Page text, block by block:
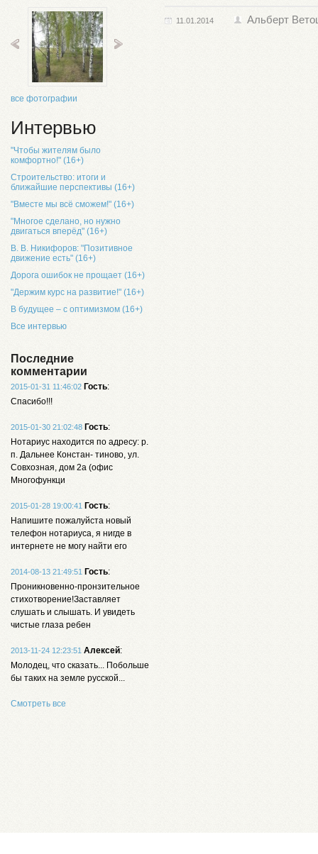
все фотографии
Интервью
"Чтобы жителям было
комфортно!" (16+)
Строительство: итоги и
ближайшие перспективы (16+)
"Вместе мы всё сможем!" (16+)
"Многое сделано, но нужно
двигаться вперёд" (16+)
В. В. Никифоров: "Позитивное
движение есть" (16+)
Дорога ошибок не прощает (16+)
"Держим курс на развитие!" (16+)
В будущее – с оптимизмом (16+)
Все интервью
Последние
комментарии
2015-01-31 11:46:02 Гость:
Спасибо!!!
2015-01-30 21:02:48 Гость:
Нотариус находится по адресу: р.
п. Дальнее Констан- тиново, ул.
Совхозная, дом 2а (офис
Многофункци
2015-01-28 19:00:41 Гость:
Напишите пожалуйста новый
телефон нотариуса, я нигде в
интернете не могу найти его
2014-08-13 21:49:51 Гость:
Проникновенно-пронзительное
стихотворение!Заставляет
слушать и слышать. И увидеть
чистые глаза ребен
2013-11-24 12:23:51 Алексей:
Молодец, что сказать... Побольше
бы таких на земле русской...
Смотреть все
11.01.2014 Альберт